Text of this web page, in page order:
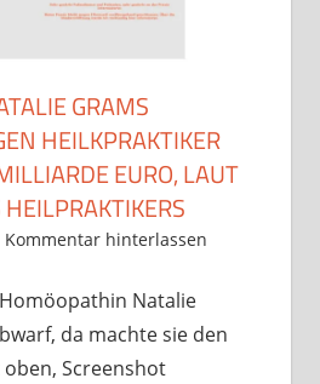
GRAMS
HEILKPRAKTIKER
EURO, LAUT
Christian J. Becker
Allgemein
Kommentar hinterlassen
Natalie
da machte sie den
Screenshot